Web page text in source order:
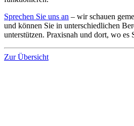
Sprechen Sie uns an – wir schauen
und können Sie in unterschiedlichen
unterstützen. Praxisnah und dort, wo es
Zur Übersicht